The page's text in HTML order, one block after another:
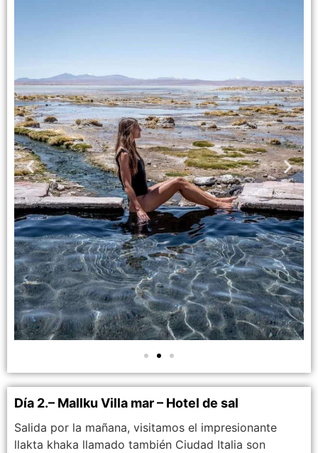
Día 2.– Mallku Villa mar – Hotel de sal
Salida por la mañana, visitamos el impresionante
llakta khaka llamado también Ciudad Italia son